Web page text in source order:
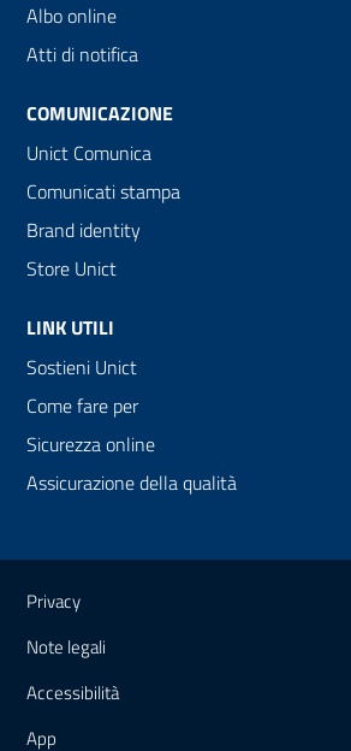
Albo online
Atti di notifica
COMUNICAZIONE
Unict Comunica
Comunicati stampa
Brand identity
Store Unict
LINK UTILI
Sostieni Unict
Come fare per
Sicurezza online
Assicurazione della qualità
Link e informazioni utili
Privacy
Note legali
Accessibilità
App